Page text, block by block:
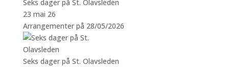
Seks dager på St. Olavsleden
23 mai 26
Arrangementer på 28/05/2026
Seks dager på St. Olavsleden